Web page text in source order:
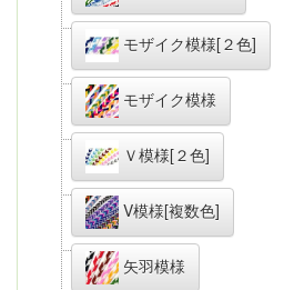
モザイク模様[２色]
モザイク模様
Ｖ模様[２色]
V模様[複数色]
矢羽模様